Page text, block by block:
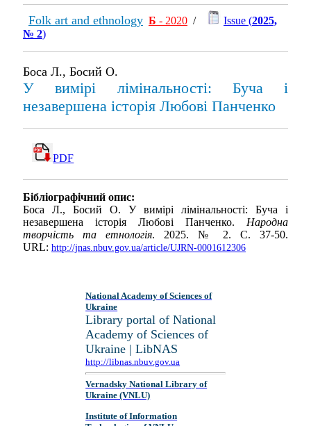
Folk art and ethnology Б - 2020 / Issue (2025,
№ 2)
Боса Л., Босий О.
У вимірі лімінальності: Буча і
незавершена історія Любові Панченко
PDF
Бібліографічний опис:
Боса Л., Босий О. У вимірі лімінальності: Буча і
незавершена історія Любові Панченко. Народна
творчість та етнологія. 2025. № 2. С. 37-50.
URL: http://jnas.nbuv.gov.ua/article/UJRN-0001612306
National Academy of Sciences of
Ukraine
Library portal of National
Academy of Sciences of
Ukraine | LibNAS
http://libnas.nbuv.gov.ua
Vernadsky National Library of
Ukraine (VNLU)
Institute of Information